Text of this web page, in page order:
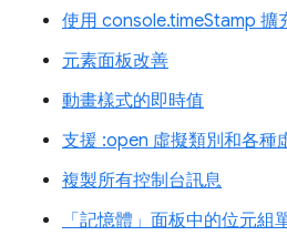
使用 console.timeStamp 擴
元素面板改善
動畫樣式的即時值
支援 :open 虛擬類別和各種
複製所有控制台訊息
「記憶體」面板中的位元組